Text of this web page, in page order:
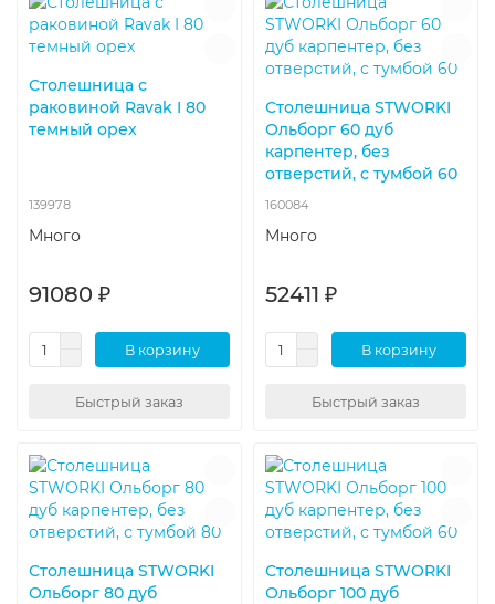
Столешница с
раковиной Ravak I 80
темный орех
139978
Много
91080 ₽
В корзину
Быстрый заказ
Столешница STWORKI
Ольборг 60 дуб
карпентер, без
отверстий, с тумбой 60
160084
Много
52411 ₽
В корзину
Быстрый заказ
Столешница STWORKI
Ольборг 80 дуб
Столешница STWORKI
Ольборг 100 дуб